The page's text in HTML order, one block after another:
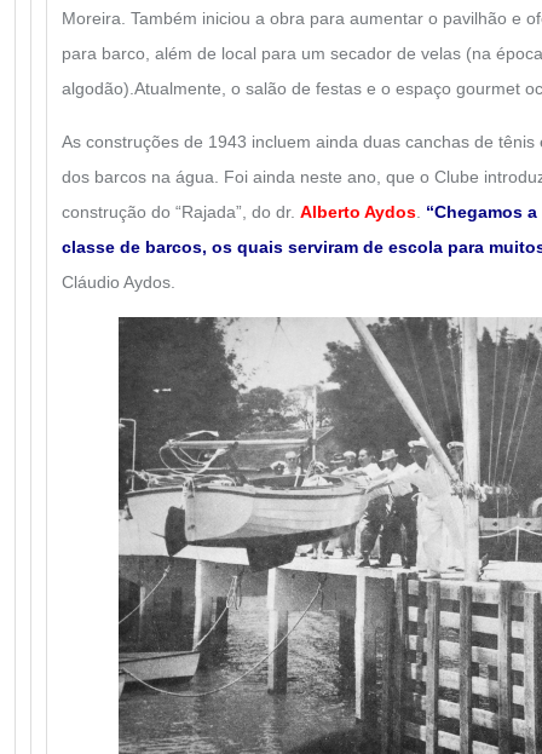
Moreira. Também iniciou a obra para aumentar o pavilhão e
para barco, além de local para um secador de velas (na
algodão). Atualmente, o salão de festas e o espaço gourmet
As construções de 1943 incluem ainda duas canchas de
dos barcos na água. Foi ainda neste ano, que o Clube
construção do “Rajada”, do dr. Alberto Aydos “Chegamos
classe de barcos, os quais serviram de escola para
Cláudio Aydos.